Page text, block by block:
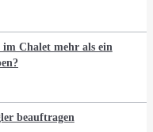
Chalet mehr als ein
beauftragen